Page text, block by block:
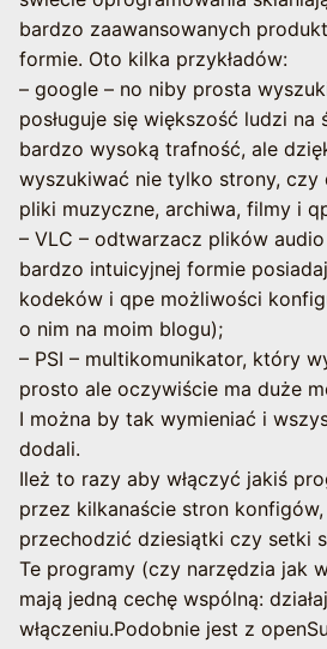
bardzo zaawansowanych
formie. Oto kilka przykładów:
– google – no niby prosta
posługuje się większość ludzi na
bardzo wysoką trafność, ale
wyszukiwać nie tylko strony, czy
pliki muzyczne, archiwa, filmy i
– VLC – odtwarzacz plików
bardzo intuicyjnej formie
kodeków i qpe możliwości
o nim na moim blogu);
– PSI – multikomunikator, który
prosto ale oczywiście ma duże
I można by tak wymieniać i
dodali.
Ileż to razy aby włączyć jakiś
przez kilkanaście stron
przechodzić dziesiątki czy setki
Te programy (czy narzędzia jak
mają jedną cechę wspólną:
włączeniu.Podobnie jest z